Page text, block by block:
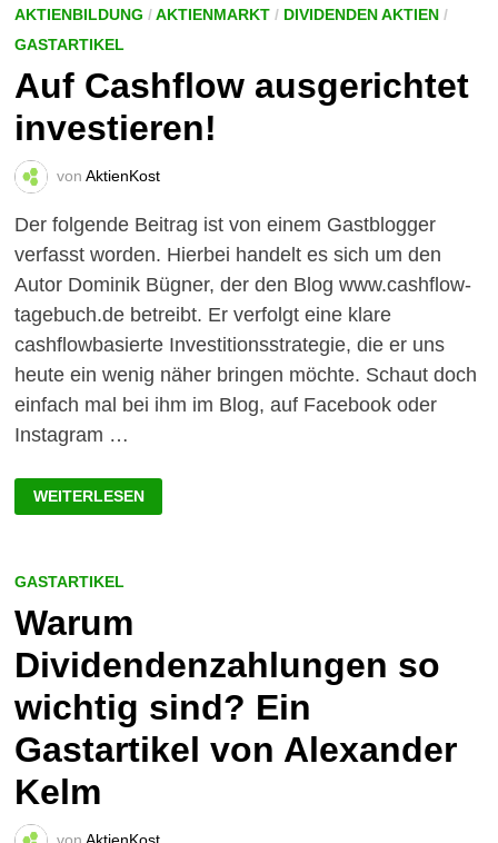
–
ERKLÄRT!
AKTIENBILDUNG /AKTIENMARKT/ DIVIDENDEN AKTIEN/
GASTARTIKEL
Auf Cashflow ausgerichtet
investieren!
von AktienKost
Der folgende Beitrag ist von einem Gastblogger
verfasst worden. Hierbei handelt es sich um den
Autor Dominik Bügner, der den Blog www.cashflow-
tagebuch.de betreibt. Er verfolgt eine klare
cashflowbasierte Investitionsstrategie, die er uns
heute ein wenig näher bringen möchte. Schaut doch
einfach mal bei ihm im Blog, auf Facebook oder
Instagram …
AUF
CASHFLOW
AUSGERICHTET
WEITERLESEN
GASTARTIKEL
Warum
Dividendenzahlungen so
wichtig sind? Ein
Gastartikel von Alexander
Kelm